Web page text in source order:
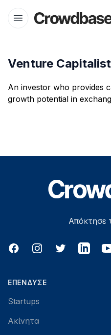
Open menu
Crowdbase logo
Venture Capitalist
An investor who provides
growth potential in
Απόκτησε
FacebookInstagramTwitter LinkedIn
ΕΠΈΝΔΥΣΕ
Startups
Ακίνητα